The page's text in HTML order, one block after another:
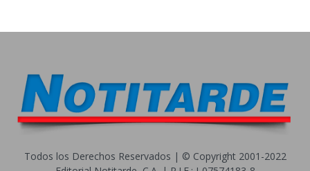
Todos los Derechos Reservados | © Copyright 2001-2022